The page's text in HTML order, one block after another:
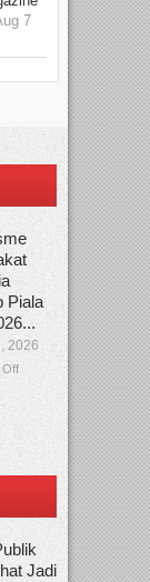
7
Piala
2026
Off
Jadi